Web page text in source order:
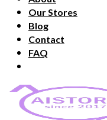
Our Stores
Blog
Contact
FAQ